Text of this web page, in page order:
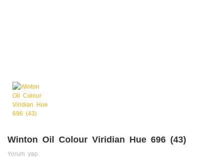
Winton Oil Colour Viridian Hue 696 (43)
Yorum yap